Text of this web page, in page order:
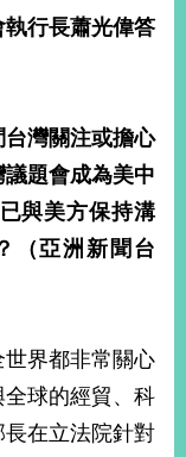
行長蕭光偉答
灣關注或擔心
題會成為美中
與美方保持溝
（亞洲新聞台
界都非常關心
球的經貿、科
在立法院針對